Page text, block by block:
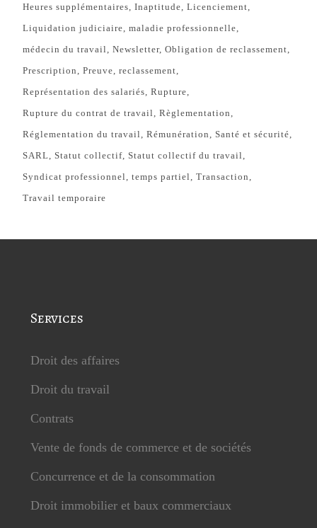
Heures supplémentaires
Inaptitude
Licenciement
Liquidation judiciaire
maladie professionnelle
médecin du travail
Newsletter Obligation de reclassement
Prescription
Preuve
reclassement
Représentation des salariés
Rupture
Rupture du contrat de travail
Règlementation
Réglementation du travail
Rémunération
Santé et sécurité
SARL
Statut collectif Statut collectif du travail
Syndicat professionnel
temps partiel
Transaction
Travail temporaire
Services
Droit des affaires
Droit du travail
Contrats
Vente de fonds de commerce et de sociétés
Concurrence et de la consommation
Droit immobilier et baux commerciaux